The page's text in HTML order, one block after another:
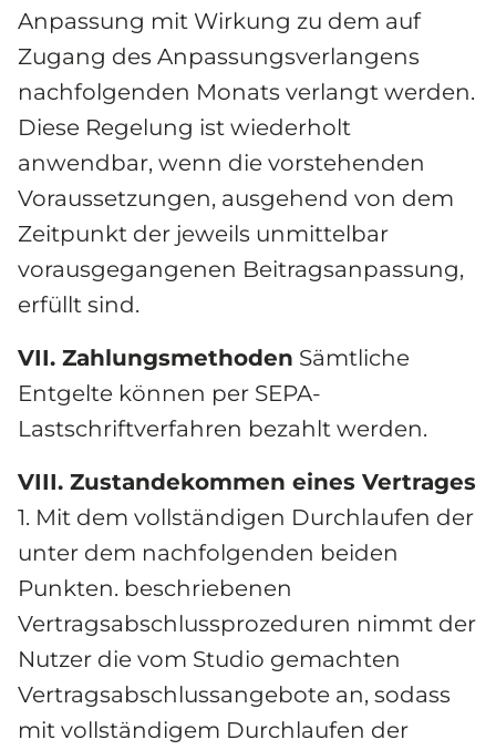
Anpassung mit Wirkung zu dem auf
Zugang des Anpassungsverlangens
nachfolgenden Monats verlangt werden.
Diese Regelung ist wiederholt
anwendbar, wenn die vorstehenden
Voraussetzungen, ausgehend von dem
Zeitpunkt der jeweils unmittelbar
vorausgegangenen Beitragsanpassung,
erfüllt sind.
VII. Zahlungsmethoden Sämtliche
Entgelte können per SEPA-
Lastschriftverfahren bezahlt werden.
VIII. Zustandekommen eines Vertrages
1. Mit dem vollständigen Durchlaufen der
unter dem nachfolgenden beiden
Punkten. beschriebenen
Vertragsabschlussprozeduren nimmt der
Nutzer die vom Studio gemachten
Vertragsabschlussangebote an, sodass
mit vollständigem Durchlaufen der